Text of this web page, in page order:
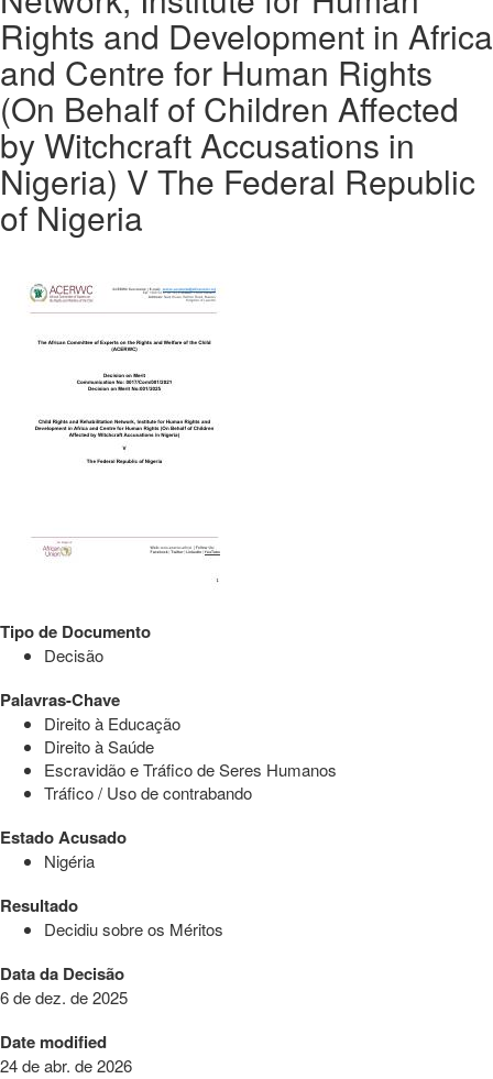
Rights and Development in Africa
and Centre for Human Rights
(On Behalf of Children Affected
by Witchcraft Accusations in
Nigeria) V The Federal Republic
of Nigeria
Tipo de Documento
Decisão
Palavras-Chave
Direito à Educação
Direito à Saúde
Escravidão e Tráfico de Seres Humanos
Tráfico / Uso de contrabando
Estado Acusado
Nigéria
Resultado
Decidiu sobre os Méritos
Data da Decisão
6 de dez. de 2025
Date modified
24 de abr. de 2026